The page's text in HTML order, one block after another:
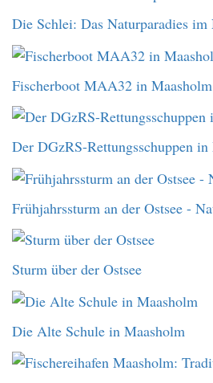
Die Schlei: Das Naturparadies im
Fischerboot MAA32 in
Der DGzRS-Rettungsschuppen
Frühjahrssturm an der Ostsee -
Sturm über der Ostsee
Die Alte Schule in Maasholm